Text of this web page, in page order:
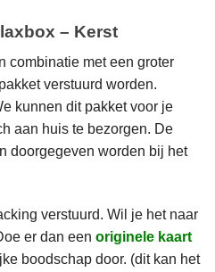
– Kerst
combinatie met een groter
verstuurd worden.
kunnen dit pakket voor je
aan huis te bezorgen. De
doorgegeven worden bij het
verstuurd. Wil je het naar
er dan een originele kaart
boodschap door. (dit kan het